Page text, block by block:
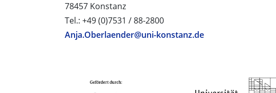
78457 Konstanz
Tel.: +49 (0)7531 / 88-2800
Anja.Oberlaender@uni-konstanz.de